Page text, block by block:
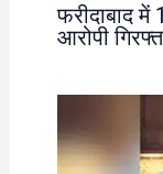
फरीदाबाद में
आरोपी